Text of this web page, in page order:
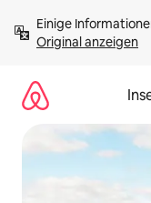
Inhalten
springenOriginal anzeigen